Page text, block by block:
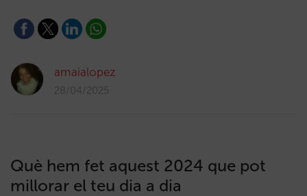
amaialopez
28/04/2025
Què hem fet aquest 2024 que pot
millorar el teu dia a dia